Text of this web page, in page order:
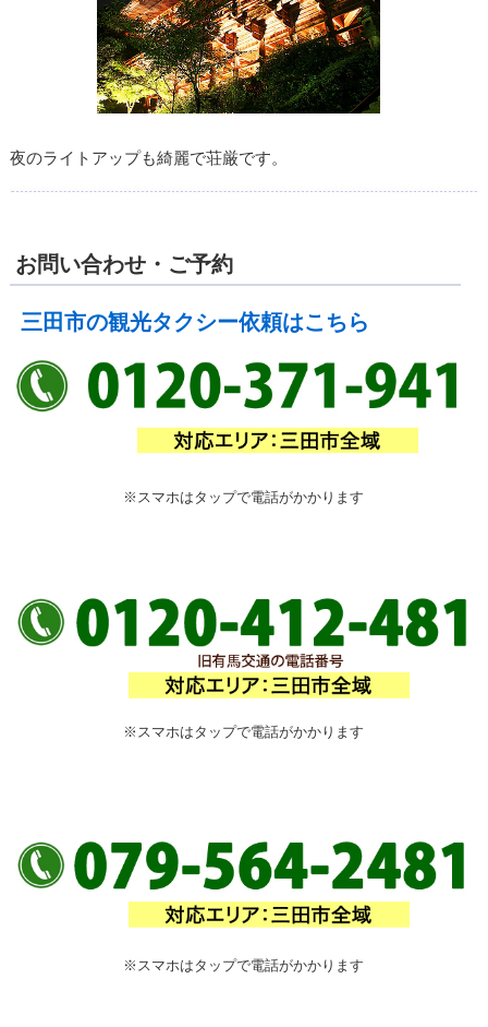
夜のライトアップも綺麗で荘厳です。
お問い合わせ・ご予約
三田市の観光タクシー依頼はこちら
※スマホはタップで電話がかかります
※スマホはタップで電話がかかります
※スマホはタップで電話がかかります